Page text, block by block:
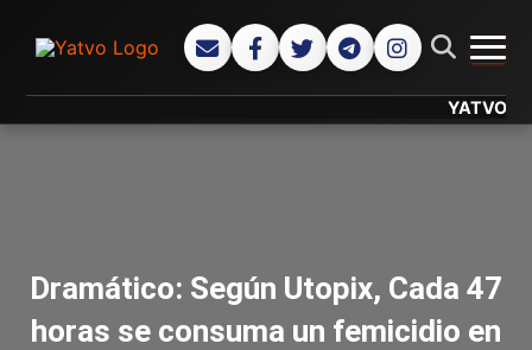
YATVO...
Dramático: Según Utopix, Cada 47
horas se consuma un femicidio en